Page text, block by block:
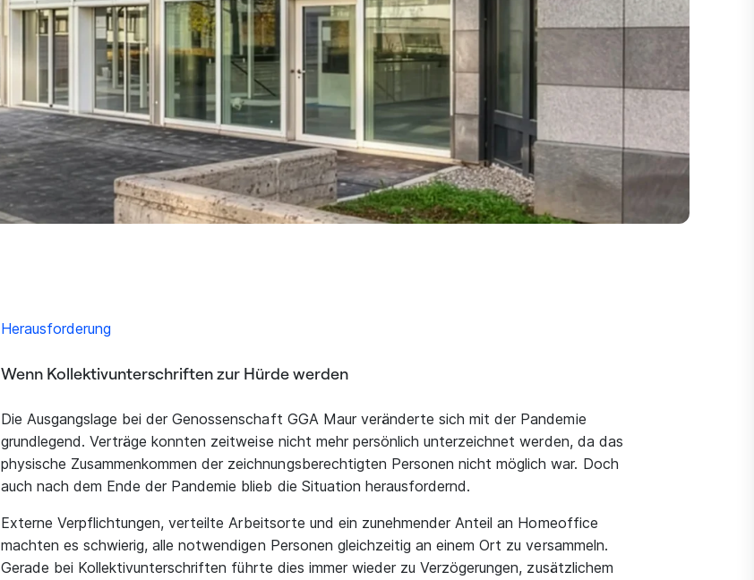
Herausforderung
Wenn Kollektivunterschriften zur Hürde werden
Die Ausgangslage bei der Genossenschaft GGA Maur veränderte sich mit der Pandemie
grundlegend. Verträge konnten zeitweise nicht mehr persönlich unterzeichnet werden, da das
physische Zusammenkommen der zeichnungsberechtigten Personen nicht möglich war. Doch
auch nach dem Ende der Pandemie blieb die Situation herausfordernd.
Externe Verpflichtungen, verteilte Arbeitsorte und ein zunehmender Anteil an Homeoffice
machten es schwierig, alle notwendigen Personen gleichzeitig an einem Ort zu versammeln.
Gerade bei Kollektivunterschriften führte dies immer wieder zu Verzögerungen, zusätzlichem